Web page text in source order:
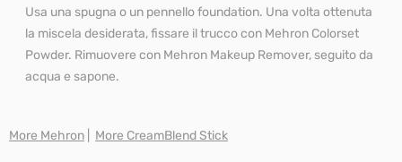
Usa una spugna o un pennello foundation. Una volta ottenuta
la miscela desiderata, fissare il trucco con Mehron Colorset
Powder. Rimuovere con Mehron Makeup Remover, seguito da
acqua e sapone.
More Mehron More CreamBlend Stick